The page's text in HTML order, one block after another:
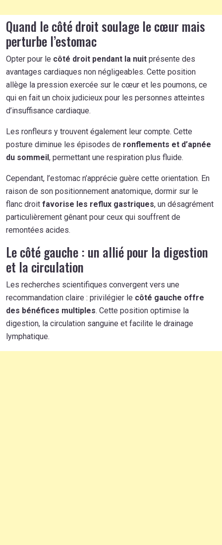
Quand le côté droit soulage le cœur mais
perturbe l’estomac
Opter pour le côté droit pendant la nuit présente des
avantages cardiaques non négligeables. Cette position
allège la pression exercée sur le cœur et les poumons, ce
qui en fait un choix judicieux pour les personnes atteintes
d’insuffisance cardiaque.
Les ronfleurs y trouvent également leur compte. Cette
posture diminue les épisodes de ronflements et d’apnée
du sommeil, permettant une respiration plus fluide.
Cependant, l’estomac n’apprécie guère cette orientation. En
raison de son positionnement anatomique, dormir sur le
flanc droit favorise les reflux gastriques, un désagrément
particulièrement gênant pour ceux qui souffrent de
remontées acides.
Le côté gauche : un allié pour la digestion
et la circulation
Les recherches scientifiques convergent vers une
recommandation claire : privilégier le côté gauche offre
des bénéfices multiples. Cette position optimise la
digestion, la circulation sanguine et facilite le drainage
lymphatique.